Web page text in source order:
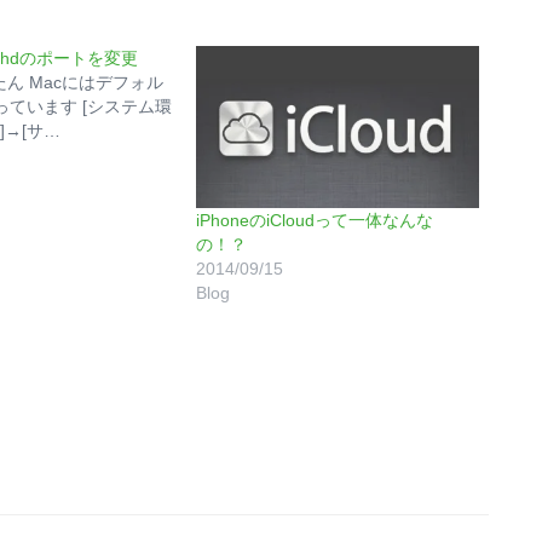
のポートを変更
ん Macにはデフォル
ています [システム環
]→[サ…
iPhoneのiCloudって一体なんな
の！？
2014/09/15
Blog